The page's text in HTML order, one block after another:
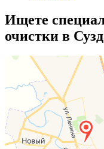
Ищете
очистки в